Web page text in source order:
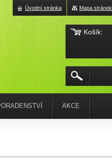
AKCE
Mapa stránek
Úvodní stránka
Košík: